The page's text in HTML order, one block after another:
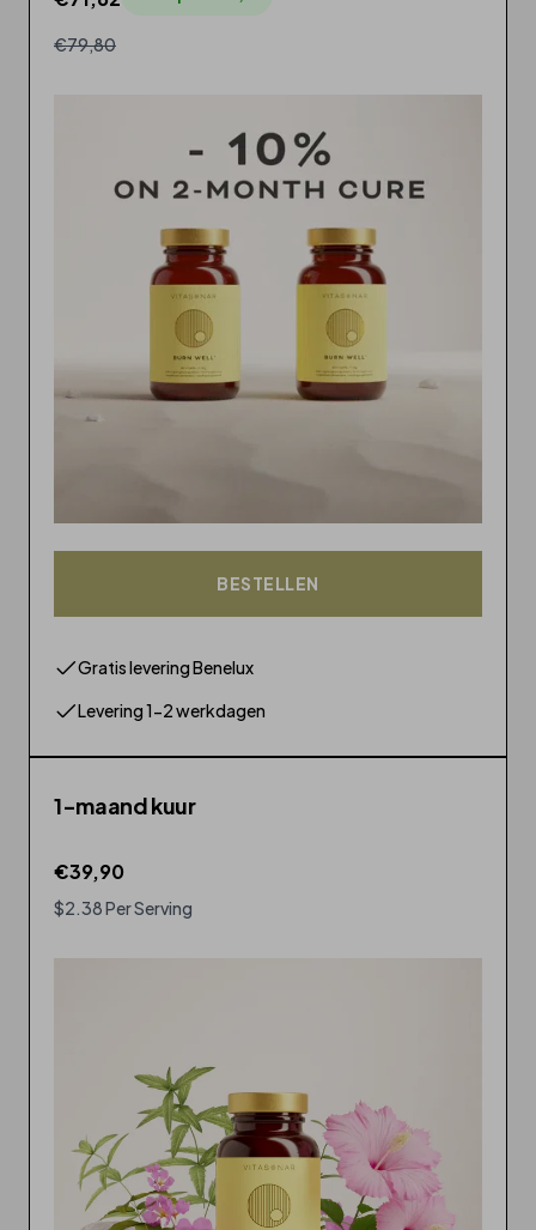
€79,80
BESTELLEN
Gratis levering Benelux
Levering 1-2 werkdagen
1-maand kuur
€39,90
$2.38 Per Serving